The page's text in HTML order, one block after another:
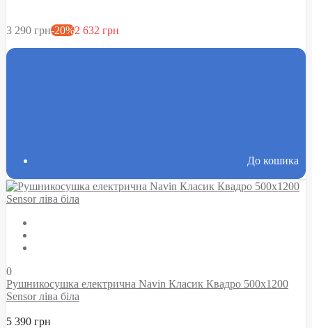
3 290 грн-20%2 632 грн
До кошика
0
Рушникосушка електрична Navin Класик Квадро 500х1200
Sensor ліва біла
5 390 грн